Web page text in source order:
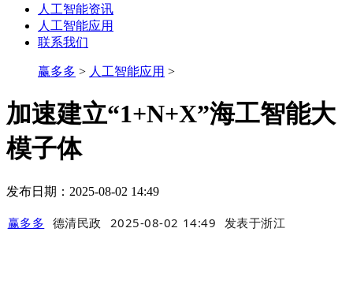
人工智能资讯
人工智能应用
联系我们
赢多多 > 人工智能应用 >
加速建立“1+N+X”海工智能大
模子体
发布日期：2025-08-02 14:49
赢多多 德清民政 2025-08-02 14:49 发表于浙江